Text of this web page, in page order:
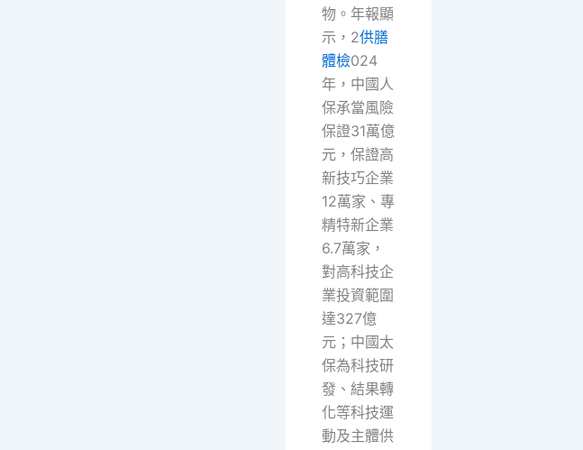
物。年報顯
示，2供膳
體檢024
年，中國人
保承當風險
保證31萬億
元，保證高
新技巧企業
12萬家、專
精特新企業
6.7萬家，
對高科技企
業投資範圍
達327億
元；中國太
保為科技研
發、結果轉
化等科技運
動及主體供